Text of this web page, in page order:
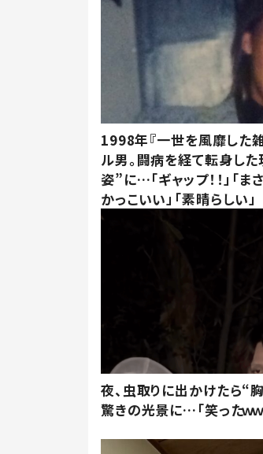
1998年『一世を風靡した
ル男。闘病を経て転身し
姿”に…「ギャップ！！」「ま
かっこいい」「素晴らしい」
夜、虫取りに出かけたら“
驚きの光景に…「笑ったｗｗ